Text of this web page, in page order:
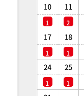
10
1
11
2
17
1
18
1
24
1
25
1